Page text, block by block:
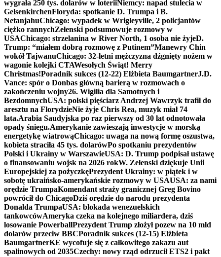
wygrała 250 tys. dolarów w loteriiNiemcy: napad stulecia w
GelsenkirchenFloryda: spotkanie D. Trumpa i B.
NetanjahuChicago: wypadek w Wrigleyville, 2 policjantów
ciężko rannychZełenski podsumowuje rozmowy w
USAChicago: strzelanina w River North, 1 osoba nie żyjeD.
Trump: “miałem dobrą rozmowę z Putinem”Manewry Chin
wokół TajwanuChicago: 32-letni mężczyzna dźgnięty nożem w
wagonie kolejki CTAWesołych Świąt! Merry
Christmas!Poradnik sukces (12-22) Elżbieta BaumgartnerJ.D.
Vance: spór o Donbas główną barierą w rozmowach o
zakończeniu wojny26. Wigilia dla Samotnych i
BezdomnychUSA: polski pięściarz Andrzej Wawrzyk trafił do
aresztu na FlorydzieNie żyje Chris Rea, muzyk miał 74
lata.Arabia Saudyjska po raz pierwszy od 30 lat odnotowała
opady śniegu.Amerykanie zawieszają inwestycje w morską
energetykę wiatrowąChicago: uwaga na nową formę oszustwa,
kobieta straciła 45 tys. dolarówPo spotkaniu prezydentów
Polski i Ukrainy w WarszawieUSA: D. Trump podpisał ustawę
o finansowaniu wojsk na 2026 rokW. Zełenski dziękuje Unii
Europejskiej za pożyczkęPrezydent Ukrainy: w piątek i w
sobotę ukraińsko-amerykańskie rozmowy w USAUSA: za nami
orędzie TrumpaKomendant straży granicznej Greg Bovino
powrócił do ChicagoDziś orędzie do narodu prezydenta
Donalda TrumpaUSA: blokada wenezuelskich
tankowcówAmeryka czeka na kolejnego miliardera, dziś
losowanie PowerballPrezydent Trump złożył pozew na 10 mld
dolarów przeciw BBCPoradnik sukces (12-15) Elżbieta
BaumgartnerKE wycofuje się z całkowitego zakazu aut
spalinowych od 2035Czechy: nowy rząd odrzucił ETS2 i pakt